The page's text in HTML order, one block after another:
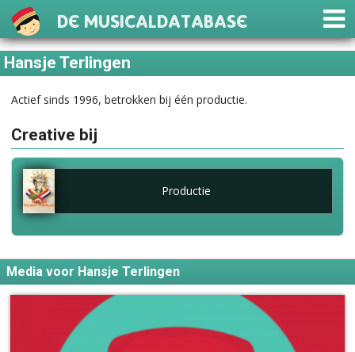
De Musicaldatabase
Hansje Terlingen
Actief sinds 1996, betrokken bij één productie.
Creative bij
Productie
Media voor Hansje Terlingen